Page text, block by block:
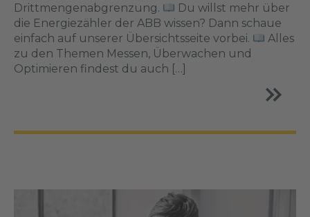
Drittmengenabgrenzung.
Du willst mehr über
die Energiezähler der ABB wissen? Dann schaue
einfach auf unserer Übersichtsseite vorbei.
Alles
zu den Themen Messen, Überwachen und
Optimieren findest du auch […]